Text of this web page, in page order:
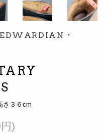
･
さ３６cm
)